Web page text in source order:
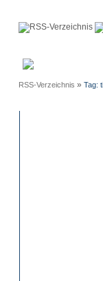
RSS-Verzeichnis » Tag: